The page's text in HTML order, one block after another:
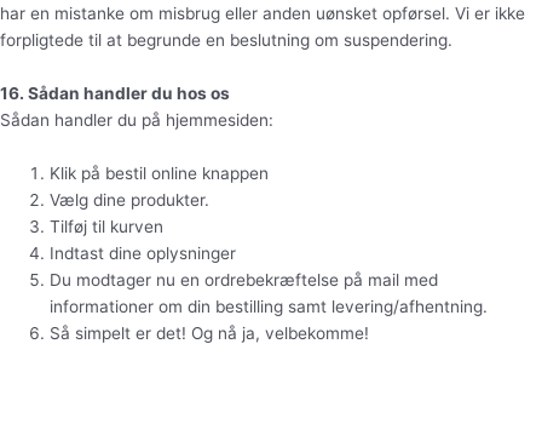
har en mistanke om misbrug eller anden uønsket opførsel. Vi er ikke
forpligtede til at begrunde en beslutning om suspendering.
16. Sådan handler du hos os
Sådan handler du på hjemmesiden:
Klik på bestil online knappen
Vælg dine produkter.
Tilføj til kurven
Indtast dine oplysninger
Du modtager nu en ordrebekræftelse på mail med
informationer om din bestilling samt levering/afhentning.
Så simpelt er det! Og nå ja, velbekomme!